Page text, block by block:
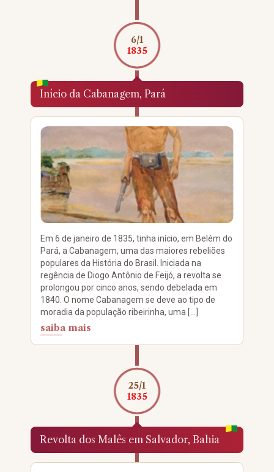
Início da Cabanagem, Pará
6/1
1835
Em 6 de janeiro de 1835, tinha início, em Belém do
Pará, a Cabanagem, uma das maiores rebeliões
populares da História do Brasil. Iniciada na
regência de Diogo Antônio de Feijó, a revolta se
prolongou por cinco anos, sendo debelada em
1840. O nome Cabanagem se deve ao tipo de
moradia da população ribeirinha, uma […]
saiba mais
Revolta dos Malês em Salvador, Bahia
25/1
1835